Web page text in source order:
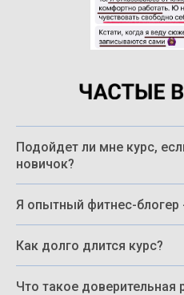
Подойдет ли мне курс,
новичок?
Я опытный фитнес-блогер
Как долго длится курс?
Что такое доверительная